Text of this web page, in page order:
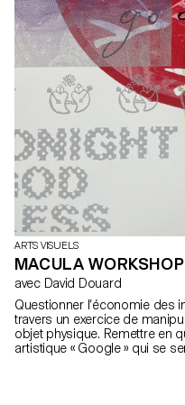
ARTS VISUELS
MACULA
avec David Douard
Questionner l’économie des
travers un exercice de
objet physique. Remettre en
artistique « Google » qui se